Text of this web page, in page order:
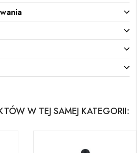
W TEJ SAMEJ KATEGORII: